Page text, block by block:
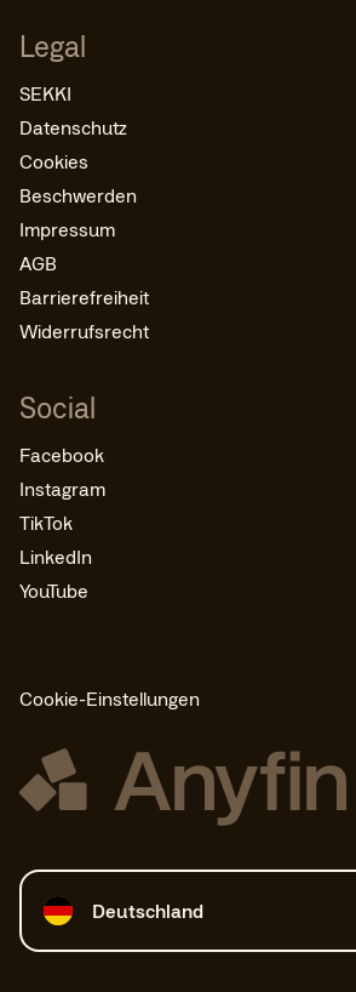
Legal
SEKKI
Datenschutz
Cookies
Beschwerden
Impressum
AGB
Barrierefreiheit
Widerrufsrecht
Social
Facebook
Instagram
TikTok
LinkedIn
YouTube
Cookie-Einstellungen
Land auswählen
Deutschland